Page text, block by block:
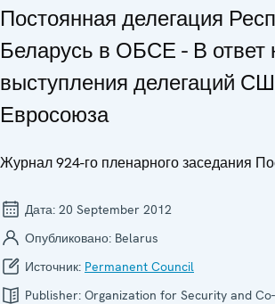
Постоянная делегация
Беларусь в ОБСЕ - В ответ
выступления делегаций
Евросоюза
Журнал 924-го пленарного заседания
Дата: 20 September 2012
Опубликовано: Belarus
Источник: Permanent Council
Publisher: Organization for Security and